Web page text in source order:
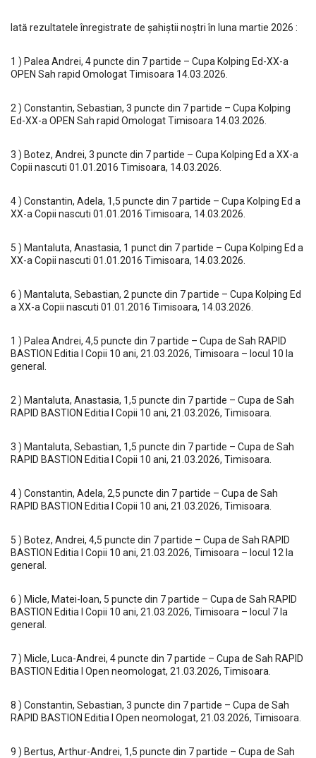
Iată rezultatele înregistrate de șahiștii noștri în luna martie 2026 :
1 ) Palea Andrei, 4 puncte din 7 partide – Cupa Kolping Ed-XX-a
OPEN Sah rapid Omologat Timisoara 14.03.2026.
2 ) Constantin, Sebastian, 3 puncte din 7 partide – Cupa Kolping
Ed-XX-a OPEN Sah rapid Omologat Timisoara 14.03.2026.
3 ) Botez, Andrei, 3 puncte din 7 partide – Cupa Kolping Ed a XX-a
Copii nascuti 01.01.2016 Timisoara, 14.03.2026.
4 ) Constantin, Adela, 1,5 puncte din 7 partide – Cupa Kolping Ed a
XX-a Copii nascuti 01.01.2016 Timisoara, 14.03.2026.
5 ) Mantaluta, Anastasia, 1 punct din 7 partide – Cupa Kolping Ed a
XX-a Copii nascuti 01.01.2016 Timisoara, 14.03.2026.
6 ) Mantaluta, Sebastian, 2 puncte din 7 partide – Cupa Kolping Ed
a XX-a Copii nascuti 01.01.2016 Timisoara, 14.03.2026.
1 ) Palea Andrei, 4,5 puncte din 7 partide – Cupa de Sah RAPID
BASTION Editia I Copii 10 ani, 21.03.2026, Timisoara – locul 10 la
general.
2 ) Mantaluta, Anastasia, 1,5 puncte din 7 partide – Cupa de Sah
RAPID BASTION Editia I Copii 10 ani, 21.03.2026, Timisoara.
3 ) Mantaluta, Sebastian, 1,5 puncte din 7 partide – Cupa de Sah
RAPID BASTION Editia I Copii 10 ani, 21.03.2026, Timisoara.
4 ) Constantin, Adela, 2,5 puncte din 7 partide – Cupa de Sah
RAPID BASTION Editia I Copii 10 ani, 21.03.2026, Timisoara.
5 ) Botez, Andrei, 4,5 puncte din 7 partide – Cupa de Sah RAPID
BASTION Editia I Copii 10 ani, 21.03.2026, Timisoara – locul 12 la
general.
6 ) Micle, Matei-Ioan, 5 puncte din 7 partide – Cupa de Sah RAPID
BASTION Editia I Copii 10 ani, 21.03.2026, Timisoara – locul 7 la
general.
7 ) Micle, Luca-Andrei, 4 puncte din 7 partide – Cupa de Sah RAPID
BASTION Editia I Open neomologat, 21.03.2026, Timisoara.
8 ) Constantin, Sebastian, 3 puncte din 7 partide – Cupa de Sah
RAPID BASTION Editia I Open neomologat, 21.03.2026, Timisoara.
9 ) Bertus, Arthur-Andrei, 1,5 puncte din 7 partide – Cupa de Sah